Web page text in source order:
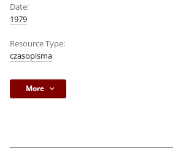
Date:
1979
Resource Type:
czasopisma
More